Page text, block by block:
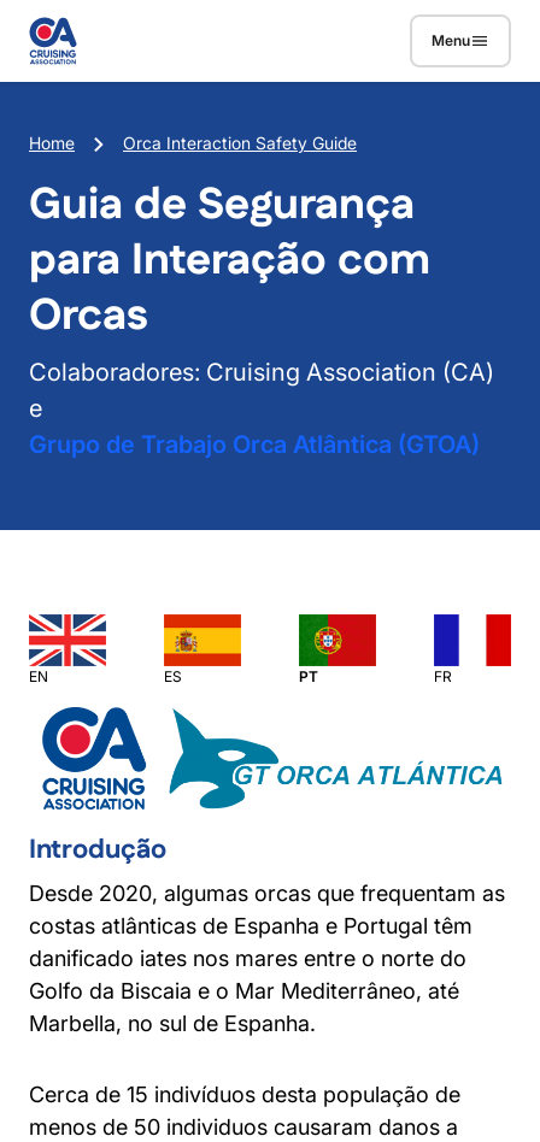
Skip to main content
Menu
Breadcrumb
Home Orca Interaction Safety Guide
Guia de Segurança
para Interação com
Orcas
Colaboradores: Cruising Association (CA)
e
Grupo de Trabajo Orca Atlântica (GTOA)
EN ES PT FR
Introdução
Desde 2020, algumas orcas que frequentam as
costas atlânticas de Espanha e Portugal têm
danificado iates nos mares entre o norte do
Golfo da Biscaia e o Mar Mediterrâneo, até
Marbella, no sul de Espanha.
Cerca de 15 indivíduos desta população de
menos de 50 individuos causaram danos a